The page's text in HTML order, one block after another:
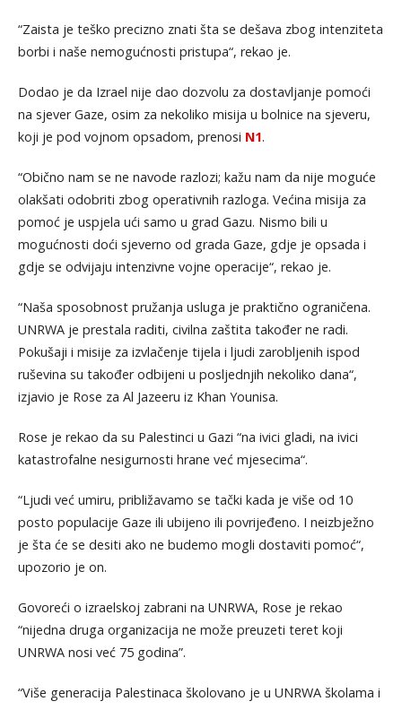
“Zaista je teško precizno znati šta se dešava zbog intenziteta
borbi i naše nemogućnosti pristupa“, rekao je.
Dodao je da Izrael nije dao dozvolu za dostavljanje pomoći
na sjever Gaze, osim za nekoliko misija u bolnice na sjeveru,
koji je pod vojnom opsadom, prenosi N1.
“Obično nam se ne navode razlozi; kažu nam da nije moguće
olakšati odobriti zbog operativnih razloga. Većina misija za
pomoć je uspjela ući samo u grad Gazu. Nismo bili u
mogućnosti doći sjeverno od grada Gaze, gdje je opsada i
gdje se odvijaju intenzivne vojne operacije“, rekao je.
“Naša sposobnost pružanja usluga je praktično ograničena.
UNRWA je prestala raditi, civilna zaštita također ne radi.
Pokušaji i misije za izvlačenje tijela i ljudi zarobljenih ispod
ruševina su također odbijeni u posljednjih nekoliko dana“,
izjavio je Rose za Al Jazeeru iz Khan Younisa.
Rose je rekao da su Palestinci u Gazi “na ivici gladi, na ivici
katastrofalne nesigurnosti hrane već mjesecima“.
“Ljudi već umiru, približavamo se tački kada je više od 10
posto populacije Gaze ili ubijeno ili povrijeđeno. I neizbježno
je šta će se desiti ako ne budemo mogli dostaviti pomoć“,
upozorio je on.
Govoreći o izraelskoj zabrani na UNRWA, Rose je rekao
“nijedna druga organizacija ne može preuzeti teret koji
UNRWA nosi već 75 godina”.
“Više generacija Palestinaca školovano je u UNRWA školama i